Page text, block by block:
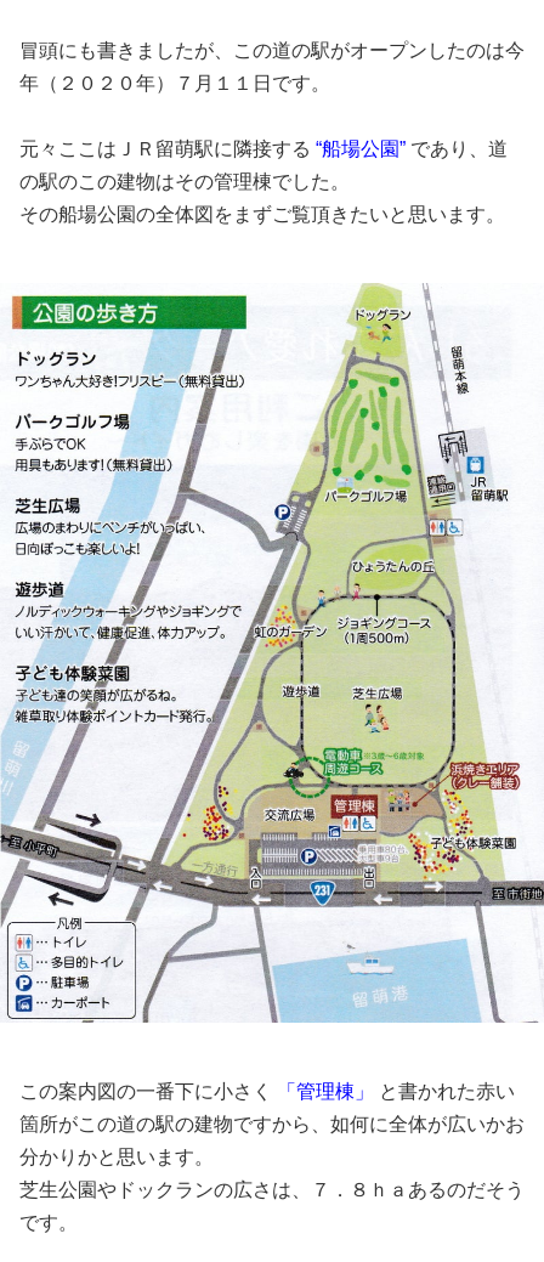
冒頭にも書きましたが、この道の駅がオープンしたのは今
年（２０２０年）７月１１日です。
元々ここはＪＲ留萌駅に隣接する “船場公園” であり、道
の駅のこの建物はその管理棟でした。
その船場公園の全体図をまずご覧頂きたいと思います。
この案内図の一番下に小さく 「管理棟」
と書かれた赤い
箇所がこの道の駅の建物ですから、如何に全体が広いかお
分かりかと思います。
芝生公園やドックランの広さは、７．８ｈａあるのだそう
です。